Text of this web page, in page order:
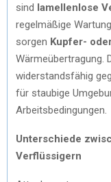
sind lamellenlose
regelmäßige
sorgen Kupfer-
Wärmeübertragung.
widerstandsfähig
für staubige
Arbeitsbedingungen.
Unterschiede
Verflüssigern